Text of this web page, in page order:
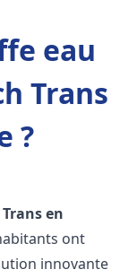
eau
Trans
?
Trans en
ont
innovante